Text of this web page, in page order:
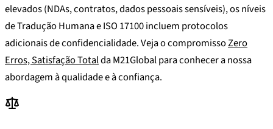
elevados (NDAs, contratos, dados pessoais sensíveis), os níveis
de Tradução Humana e ISO 17100 incluem protocolos
adicionais de confidencialidade. Veja o compromissoZero
Erros, Satisfação Totalda M21Global para conhecer a nossa
abordagem à qualidade e à confiança.